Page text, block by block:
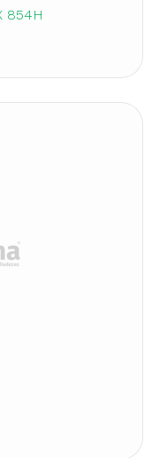
854H